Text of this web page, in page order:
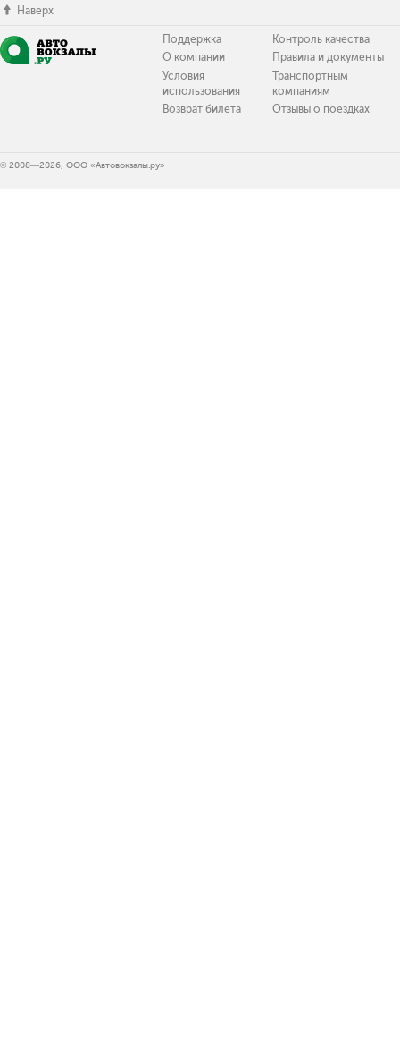
Наверх
Поддержка
О компании
Условия
использования
Возврат билета
Контроль качества
Правила и документы
Транспортным
компаниям
Отзывы о поездках
© 2008—2026, ООО «Автовокзалы.ру»